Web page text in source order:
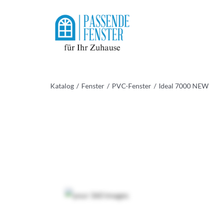
Katalog Fenster PVC-Fenster Ideal 7000 NEW